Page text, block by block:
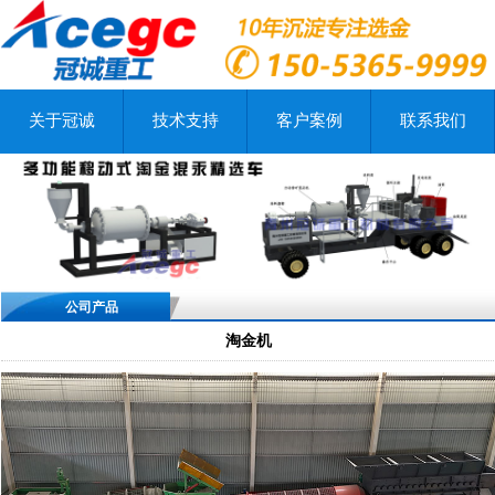
关于冠诚 技术支持 客户案例 联系我们
公司产品
淘金机